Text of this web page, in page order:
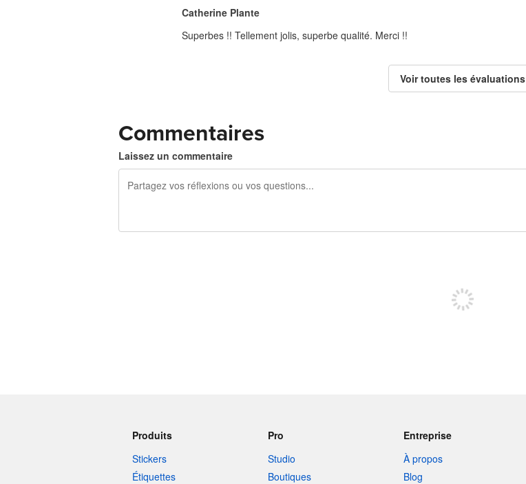
Catherine Plante
Superbes !! Tellement jolis, superbe qualité. Merci !!
Voir toutes les évaluations
Commentaires
Laissez un commentaire
Produits
Stickers
Étiquettes
Pro
Studio
Boutiques
Entreprise
À propos
Blog